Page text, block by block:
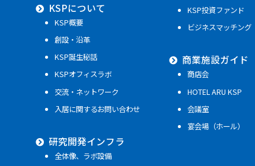
KSPについて
KSP概要
創設・沿革
KSP誕生秘話
KSPオフィスラボ
交流・ネットワーク
入居に関するお問い合わせ
研究開発インフラ
全体像、ラボ設備
KSP投資ファンド
ビジネスマッチング
商業施設ガイド
商店会
HOTEL ARU KSP
会議室
宴会場（ホール）